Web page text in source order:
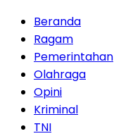
Beranda
Ragam
Pemerintahan
Olahraga
Opini
Kriminal
TNI